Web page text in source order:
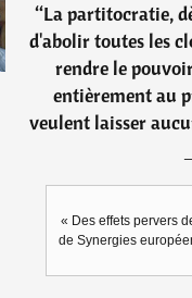
“La partitocratie,
d'abolir toutes les
rendre le
entièrement au
veulent laisser
« Des effets pervers
de Synergies